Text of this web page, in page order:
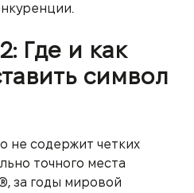
Где и как
символ
не содержит четких
точного места
за годы мировой